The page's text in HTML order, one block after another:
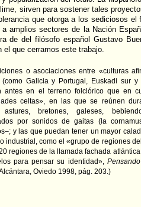
sirven para sostener tales
que otorga a los sediciosos el
a amplios sectores de la Nación
de del filósofo español Gustavo
el que cerramos este trabajo.
o asociaciones entre «culturas
(como Galicia y Portugal, Euskadi sur
antes en el terreno folclórico que en
celtas», en las que se reúnen
astures, bretones, galeses,
por sonidos de gaitas (la
y las que puedan tener un mayor
industrial, como el «grupo de regiones
regiones de la llamada fachada
para pensar su identidad»,
Oviedo 1998, pág. 203.)